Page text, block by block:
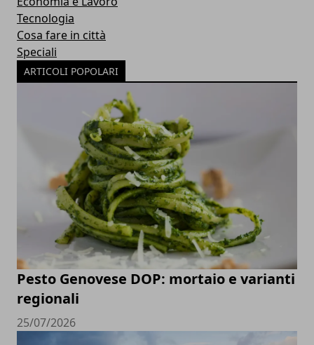
Tecnologia
Cosa fare in città
Speciali
ARTICOLI POPOLARI
Pesto Genovese DOP: mortaio e varianti
regionali
25/07/2026